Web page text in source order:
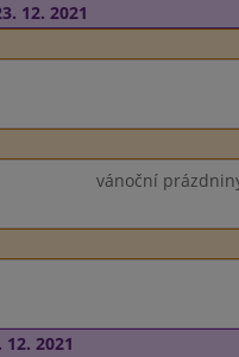
12. 2021
vánoční
2021